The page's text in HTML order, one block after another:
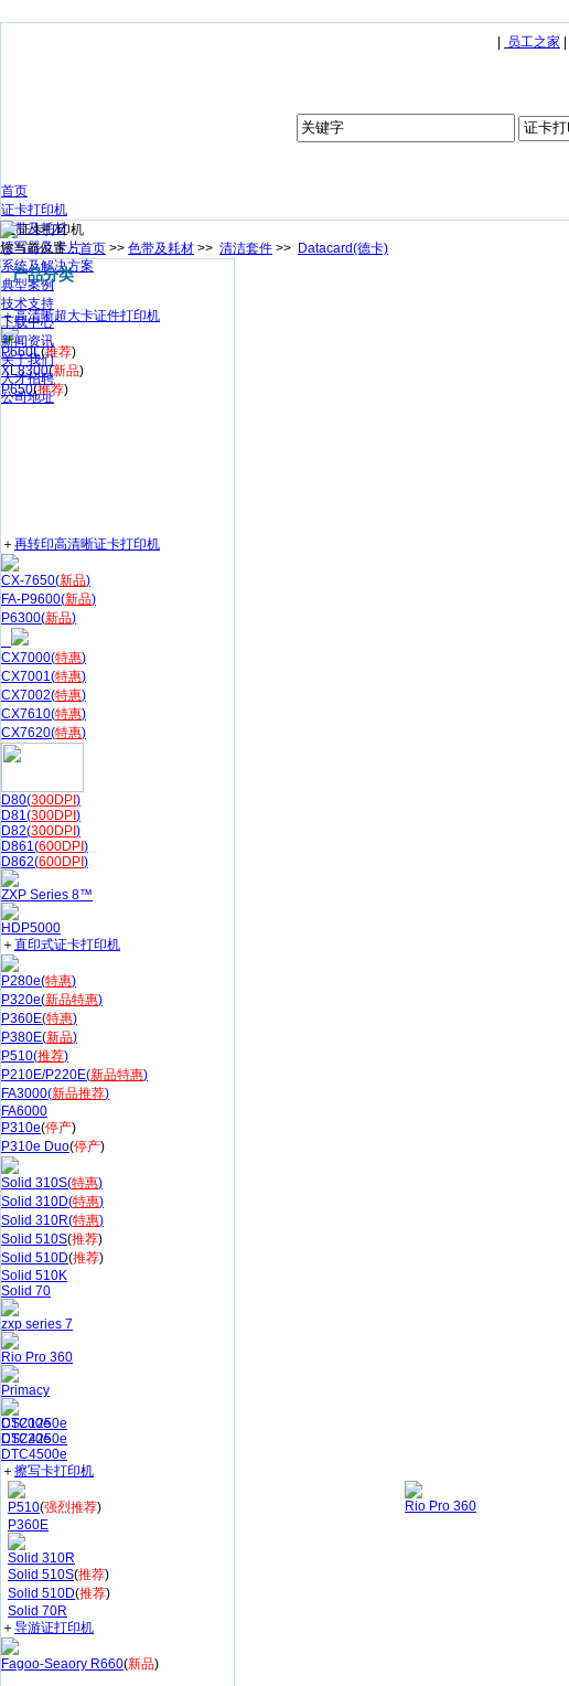
员工之家
首页
证卡打印机
色带及耗材
读写器及卡片
系统及解决方案
典型案例
技术支持
下载中心
新闻资讯
关于我们
人才招聘
公司地址
您当前位置：首页 >> 色带及耗材 >> 清洁套件 >> Datacard(德卡)
产品分类
＋高清晰超大卡证件打印机
P660L(推荐)
XL8300(新品)
P650(推荐)
＋再转印高清晰证卡打印机
CX-7650(新品)
FA-P9600(新品)
P6300(新品)
CX7000(特惠)
CX7001(特惠)
CX7002(特惠)
CX7610(特惠)
CX7620(特惠)
D80(300DPI )
D81(300DPI )
D82(300DPI )
D861(600DPI )
D862(600DPI )
ZXP Series 8™
HDP5000
＋直印式证卡打印机
P280e(特惠)
P320e(新品特惠)
P360E(特惠)
P380E(新品)
P510(推荐)
P210E/P220E(新品特惠)
FA3000(新品推荐)
FA6000
P310e(停产)
P310e Duo(停产)
Solid 310S(特惠)
Solid 310D(特惠)
Solid 310R(特惠)
Solid 510S(推荐)
Solid 510D(推荐)
Solid 510K
Solid 70
zxp series 7
Rio Pro 360
Primacy
CS200e
CS220e
DTC1250e
DTC4250e
DTC4500e
＋擦写卡打印机
P510(强烈推荐)
P360E
Solid 310R
Solid 510S(推荐)
Solid 510D(推荐)
Solid 70R
Rio Pro 360
＋导游证打印机
Fagoo-Seaory R660(新品)